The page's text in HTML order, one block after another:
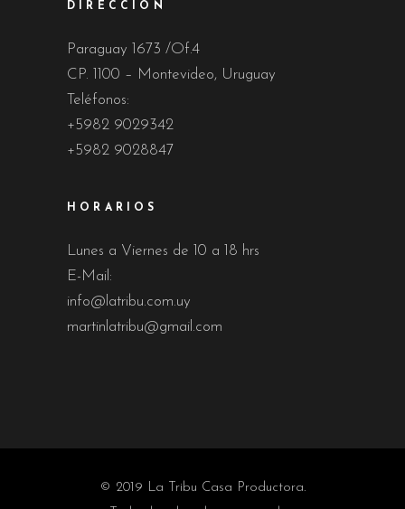
DIRECCIÓN
Paraguay 1673 /Of.4
CP. 1100 – Montevideo, Uruguay
Teléfonos:
+5982 9029342
+5982 9028847
HORARIOS
Lunes a Viernes de 10 a 18 hrs
E-Mail:
info@latribu.com.uy
martinlatribu@gmail.com
© 2019 La Tribu Casa Productora.